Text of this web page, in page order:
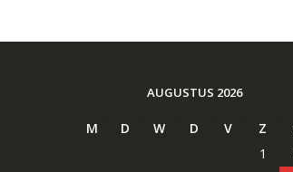
AUGUSTUS 2026
M D W D V Z
1